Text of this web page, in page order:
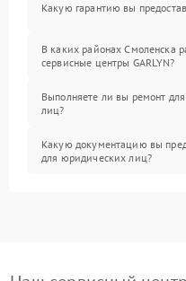
Какую гарантию вы
В каких районах Смоленска
сервисные центры GARLYN?
Выполняете ли вы ремонт
лиц?
Какую документацию вы
для юридических лиц?